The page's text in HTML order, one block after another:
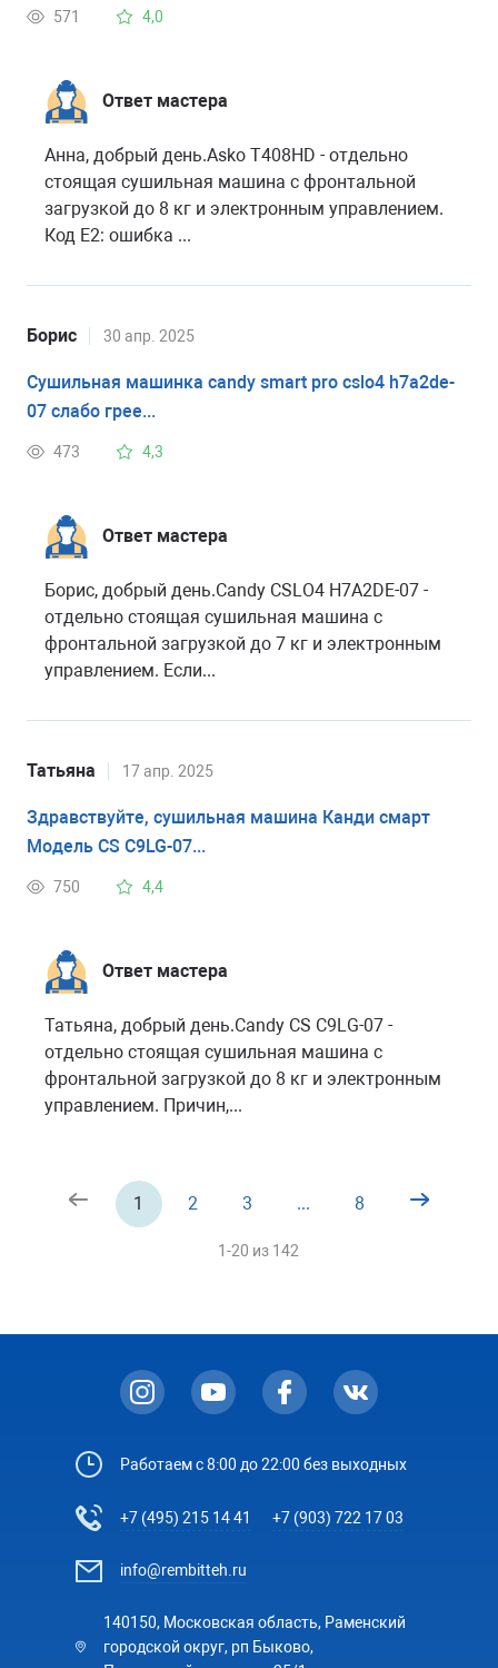
571 4,0
Ответ мастера
Анна, добрый день.Asko T408HD - отдельно
стоящая сушильная машина с фронтальной
загрузкой до 8 кг и электронным управлением.
Код E2: ошибка ...
Борис 30 апр. 2025
Сушильная машинка candy smart pro cslo4 h7a2de-
07 слабо грее...
473 4,3
Ответ мастера
Борис, добрый день.Candy CSLO4 H7A2DE-07 -
отдельно стоящая сушильная машина с
фронтальной загрузкой до 7 кг и электронным
управлением. Если...
Татьяна 17 апр. 2025
Здравствуйте, сушильная машина Канди смарт
Модель CS C9LG-07...
750 4,4
Ответ мастера
Татьяна, добрый день.Candy CS C9LG-07 -
отдельно стоящая сушильная машина с
фронтальной загрузкой до 8 кг и электронным
управлением. Причин,...
1 2 3 ... 8
1-20 из 142
Работаем с 8:00 до 22:00 без выходных
+7 (495) 215 14 41 +7 (903) 722 17 03
info@rembitteh.ru
140150, Московская область, Раменский
городской округ, рп Быково,